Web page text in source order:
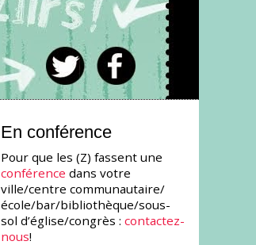
En conférence
Pour que les (Z) fassent une
conférence dans votre
ville/centre communautaire/
école/bar/bibliothèque/sous-
sol d’église/congrès :contactez-
nous!